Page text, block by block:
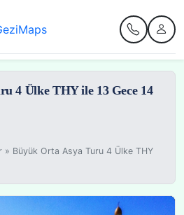
4 Ülke THY ile 13 Gece 14
» Büyük Orta Asya Turu 4 Ülke THY